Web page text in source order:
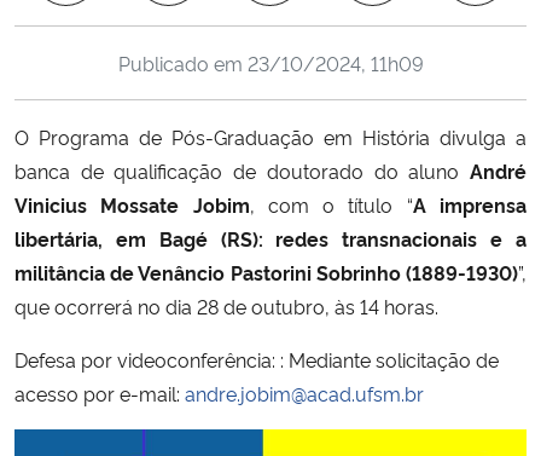
Ministério de Minas e Energia
Ministério da Ciência, Tecnologia, Inovações e Comunicações
Ministério do Meio Ambiente
Ministério do Desenvolvimento Regional
Publicado em 23/10/2024, 11h09
O Programa de Pós-Graduação em História divulga a
banca de qualificação de doutorado do aluno André
Vinicius Mossate Jobim, com o título “A imprensa
libertária, em Bagé (RS): redes transnacionais e a
militância de Venâncio Pastorini Sobrinho (1889-1930)”,
que ocorrerá no dia 28 de outubro, às 14 horas.
Defesa por videoconferência: : Mediante solicitação de
acesso por e-mail: andre.jobim@acad.ufsm.br